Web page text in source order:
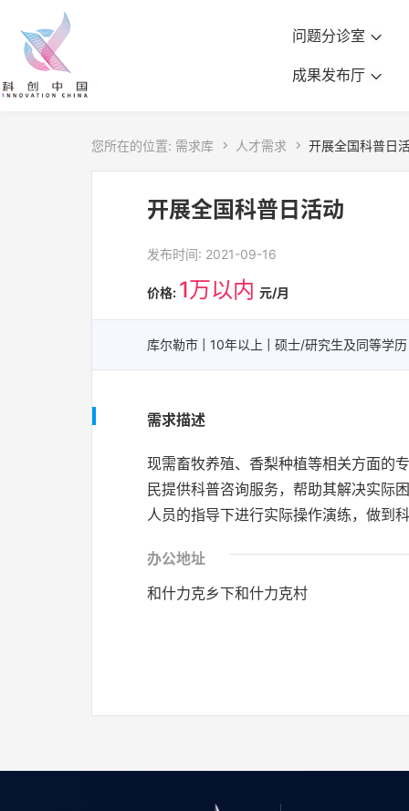
问题分诊室
成果发布厅
您所在的位置: 需求库  人才需求  开展全国科普日
开展全国科普日活动
发布时间: 2021-09-16
价格: 1万以内 元/月
库尔勒市 | 10年以上 | 硕士/研究生及同等学
需求描述
现需畜牧养殖、香梨种植等相关方面的
民提供科普咨询服务，帮助其解决实际
人员的指导下进行实际操作演练，做到
办公地址
和什力克乡下和什力克村